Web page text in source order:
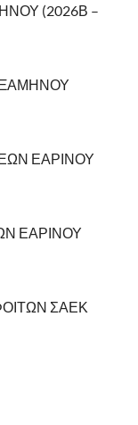
(2026Β –
ΕΑΡΙΝΟΥ
ΕΑΡΙΝΟΥ
ΣΑΕΚ